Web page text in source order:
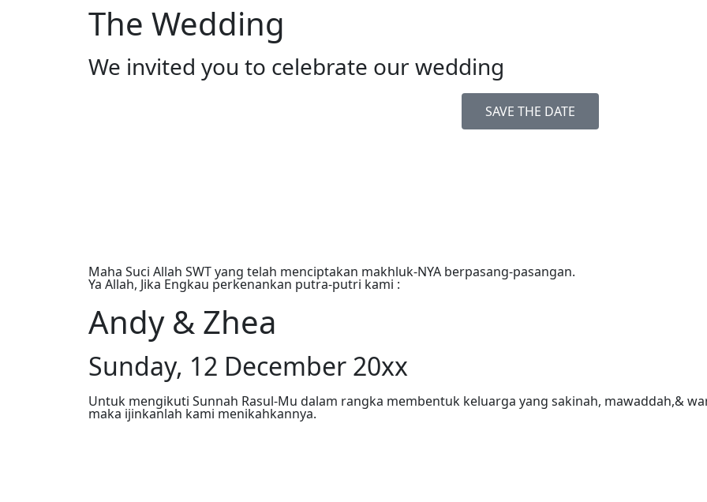
The Wedding
We invited you to celebrate our wedding
SAVE THE DATE
Maha Suci Allah SWT yang telah menciptakan makhluk-NYA berpasang-pasangan.
Ya Allah, Jika Engkau perkenankan putra-putri kami :
Andy & Zhea
Sunday, 12 December 20xx
Untuk mengikuti Sunnah Rasul-Mu dalam rangka membentuk keluarga yang sakinah, mawaddah,&
maka ijinkanlah kami menikahkannya.